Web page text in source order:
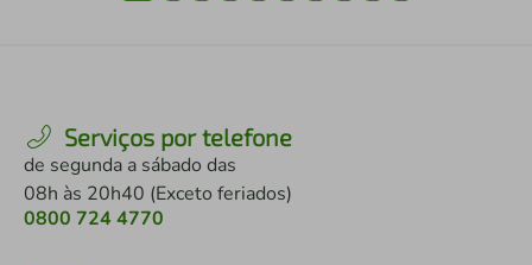
Serviços por telefone
de segunda a sábado das
08h às 20h40 (Exceto feriados)
0800 724 4770